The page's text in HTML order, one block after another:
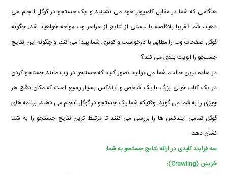
هنگامی که شما در مقابل کامپیوتر خود می نشینید و یک جستجو در گوگل انجام می
دهید، شما تقریبا بلافاصله با لیستی از نتایج از سراسر وب مواجه خواهید شد. چگونه
گوگل صفحات وب را مطابق با درخواست و کوئری شما پیدا می کند، و چگونه این نتایج
جستجو را الویت بندی می کند؟
در ساده ترین حالت، شما می توانید تصور کنید که جستجو در وب مانند جستجو کردن
در یک کناب خیلی بزرگ با یک شاخص و ایندکس بسیار وسیع است که مکان دقیق هر
چیزی را به شما می گوید. وقتیکه شما یک جستجو در گوگل انجام می دهید، برنامه های
گوگل تمامی ایندکس ها را بررسی می کنند تا مرتبط ترین نتایج جستجو را به شما
نشان دهد.
سه فرایند کلیدی در ارائه نتایج جستجو به شما:
خزیدن (Crawling):